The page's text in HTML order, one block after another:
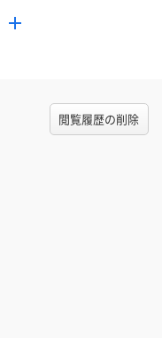
閲覧履歴の削除